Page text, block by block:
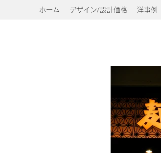
ホーム デザイン/設計価格 洋事例